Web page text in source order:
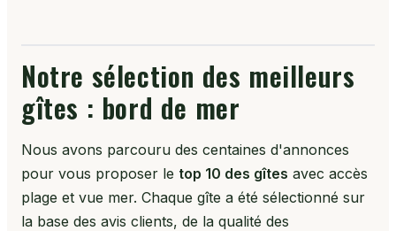
Notre sélection des meilleurs
gîtes : bord de mer
Nous avons parcouru des centaines d'annonces
pour vous proposer le top 10 des gîtes avec accès
plage et vue mer. Chaque gîte a été sélectionné sur
la base des avis clients, de la qualité des